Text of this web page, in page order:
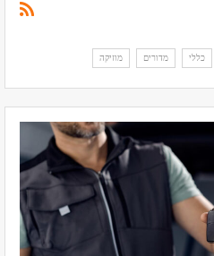
כללי מדורים מוזיקה